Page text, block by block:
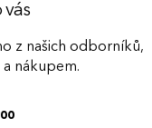
z našich odborníků,
nákupem.